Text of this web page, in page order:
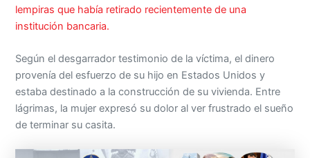
lempiras que había retirado recientemente de una
institución bancaria.
Según el desgarrador testimonio de la víctima, el dinero
provenía del esfuerzo de su hijo en Estados Unidos y
estaba destinado a la construcción de su vivienda. Entre
lágrimas, la mujer expresó su dolor al ver frustrado el sueño
de terminar su casita.